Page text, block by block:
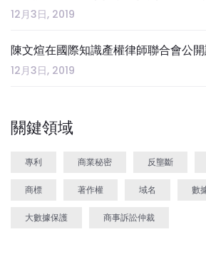
12月3日, 2019
陳文煊在國際知識產權律師聯合會公
12月3日, 2019
關鍵領域
專利 商業秘密 反壟斷
商標 著作權 域名 數
大數據保護 商事訴訟仲裁